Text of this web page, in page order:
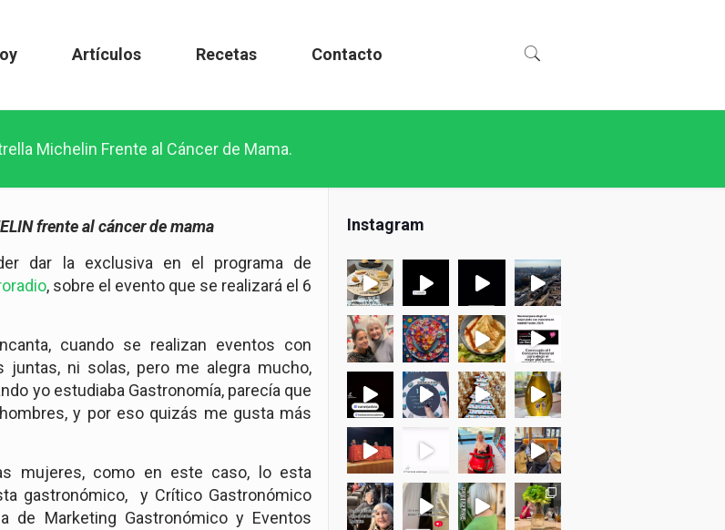
Artículos Recetas Contacto
Michelin Frente al Cáncer de Mama.
frente al cáncer de mama
dar la exclusiva en el programa de
, sobre el evento que se realizará el 6
cuando se realizan eventos con
juntas, ni solas, pero me alegra mucho,
yo estudiaba Gastronomía, parecía que
y por eso quizás me gusta más
mujeres, como en este caso, lo esta
gastronómico, y Crítico Gastronómico
de Marketing Gastronómico y Eventos
Instagram